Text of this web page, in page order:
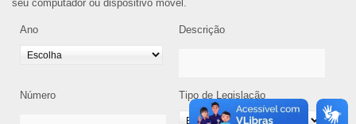
seu computador ou dispositivo móvel.
Ano Descrição
Número Tipo de Legislação